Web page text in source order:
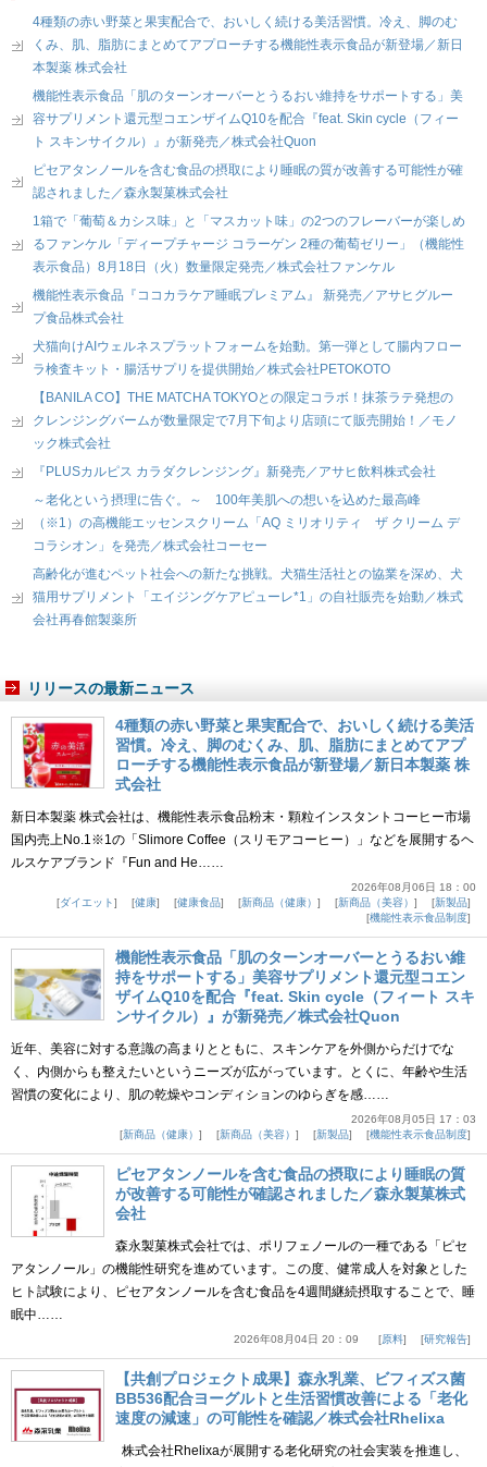
4種類の赤い野菜と果実配合で、おいしく続ける美活習慣。冷え、脚のむ
くみ、肌、脂肪にまとめてアプローチする機能性表示食品が新登場／新日
本製薬 株式会社
機能性表示食品「肌のターンオーバーとうるおい維持をサポートする」美
容サプリメント還元型コエンザイムQ10を配合『feat. Skin cycle（フィー
ト スキンサイクル）』が新発売／株式会社Quon
ピセアタンノールを含む食品の摂取により睡眠の質が改善する可能性が確
認されました／森永製菓株式会社
1箱で「葡萄＆カシス味」と「マスカット味」の2つのフレーバーが楽しめ
るファンケル「ディープチャージ コラーゲン 2種の葡萄ゼリー」（機能性
表示食品）8月18日（火）数量限定発売／株式会社ファンケル
機能性表示食品『ココカラケア睡眠プレミアム』 新発売／アサヒグルー
プ食品株式会社
犬猫向けAIウェルネスプラットフォームを始動。第一弾として腸内フロー
ラ検査キット・腸活サプリを提供開始／株式会社PETOKOTO
【BANILA CO】THE MATCHA TOKYOとの限定コラボ！抹茶ラテ発想の
クレンジングバームが数量限定で7月下旬より店頭にて販売開始！／モノ
ック株式会社
『PLUSカルピス カラダクレンジング』新発売／アサヒ飲料株式会社
～老化という摂理に告ぐ。～ 100年美肌への想いを込めた最高峰
（※1）の高機能エッセンスクリーム「AQ ミリオリティ ザ クリーム デ
コラシオン」を発売／株式会社コーセー
高齢化が進むペット社会への新たな挑戦。犬猫生活社との協業を深め、犬
猫用サプリメント「エイジングケアピューレ*1」の自社販売を始動／株式
会社再春館製薬所
リリースの最新ニュース
4種類の赤い野菜と果実配合で、おいしく続ける美活
習慣。冷え、脚のむくみ、肌、脂肪にまとめてアプ
ローチする機能性表示食品が新登場／新日本製薬 株
式会社
新日本製薬 株式会社は、機能性表示食品粉末・顆粒インスタントコーヒー市場
国内売上No.1※1の「Slimore Coffee（スリモアコーヒー）」などを展開するヘ
ルスケアブランド『Fun and He……
2026年08月06日 18：00
ダイエット
健康 健康食品 新商品（健康） 新商品（美容）
新製品
機能性表示食品制度
機能性表示食品「肌のターンオーバーとうるおい維
持をサポートする」美容サプリメント還元型コエン
ザイムQ10を配合『feat. Skin cycle（フィート スキ
ンサイクル）』が新発売／株式会社Quon
近年、美容に対する意識の高まりとともに、スキンケアを外側からだけでな
く、内側からも整えたいというニーズが広がっています。とくに、年齢や生活
習慣の変化により、肌の乾燥やコンディションのゆらぎを感……
2026年08月05日 17：03
新商品（健康）
新商品（美容） 新製品 機能性表示食品制度
ピセアタンノールを含む食品の摂取により睡眠の質
が改善する可能性が確認されました／森永製菓株式
会社
森永製菓株式会社では、ポリフェノールの一種である「ピセ
アタンノール」の機能性研究を進めています。この度、健常成人を対象とした
ヒト試験により、ピセアタンノールを含む食品を4週間継続摂取することで、睡
眠中……
2026年08月04日 20：09 原料 研究報告
【共創プロジェクト成果】森永乳業、ビフィズス菌
BB536配合ヨーグルトと生活習慣改善による「老化
速度の減速」の可能性を確認／株式会社Rhelixa
株式会社Rhelixaが展開する老化研究の社会実装を推進し、